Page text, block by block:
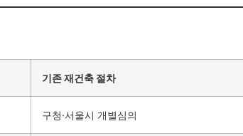
기존 재건축 절차
구청·서울시 개별심의